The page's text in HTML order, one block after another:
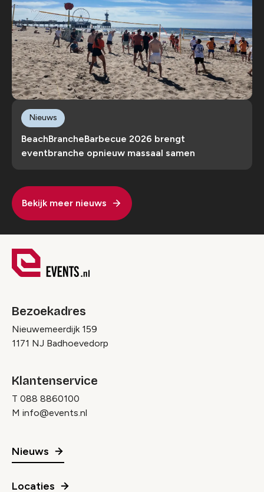
BeachBrancheBarbecue 2026 brengt
eventbranche opnieuw massaal samen
Nieuws
Bekijk meer nieuws
Bezoekadres
Nieuwemeerdijk 159
1171 NJ Badhoevedorp
Klantenservice
T 088 8860100
M info@events.nl
Nieuws
Locaties